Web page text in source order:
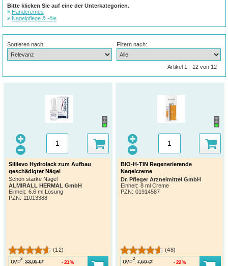
Bitte klicken Sie auf eine der Unterkategorien.
Handcremes
Nagelpflege & -öle
Sortieren nach: Filtern nach:
Artikel 1 - 12 von 12
Sililevo Hydrolack zum Aufbau
geschädigter Nägel
Schön starke Nägel
ALMIRALL HERMAL GmbH
Einheit: 6.6 ml Lösung
PZN: 11013388
(12)
UVP
2
: 33,95 €*
21%
BIO-H-TIN Regenerierende
Nagelcreme
Dr. Pfleger Arzneimittel GmbH
Einheit: 8 ml Creme
PZN: 01914587
(48)
UVP
2
: 7,69 €*
22%